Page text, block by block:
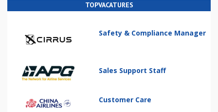
TOPVACATURES
Safety & Compliance Manager
Sales Support Staff
Customer Care